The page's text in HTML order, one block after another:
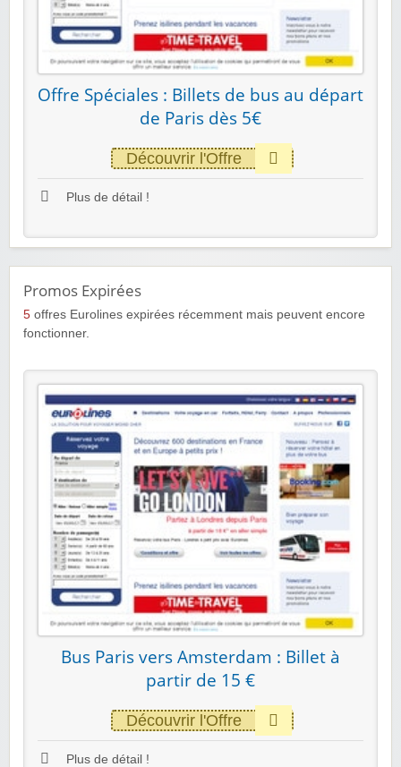
Offre Spéciales : Billets de bus au départ
de Paris dès 5€
Découvrir l'Offre
Plus de détail !
Promos Expirées
5 offres Eurolines expirées récemment mais peuvent encore
fonctionner.
Bus Paris vers Amsterdam : Billet à
partir de 15 €
Découvrir l'Offre
Plus de détail !